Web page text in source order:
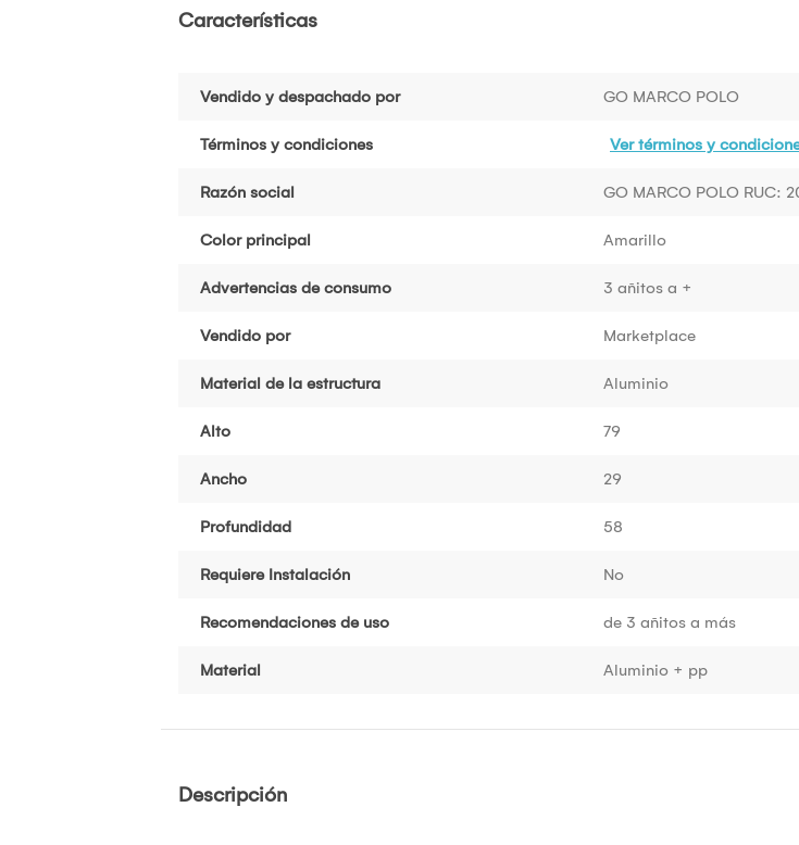
Características
Vendido y despachado por GO MARCO POLO
Términos y condiciones Ver términos y
Razón social GO MARCO POLO RUC:
Color principal Amarillo
Advertencias de consumo 3 añitos a +
Vendido por Marketplace
Material de la estructura Aluminio
Alto 79
Ancho 29
Profundidad 58
Requiere Instalación No
Recomendaciones de uso de 3 añitos a más
Material Aluminio + pp
Descripción